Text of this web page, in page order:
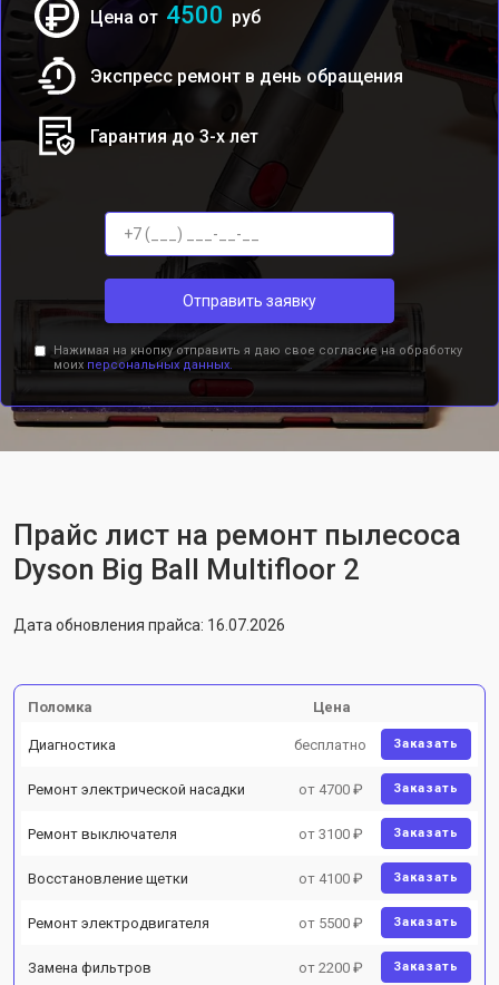
Цена от 4500 руб
Экспресс ремонт в день обращения
Гарантия до 3-х лет
Отправить заявку
Нажимая на кнопку отправить я даю свое согласие на обработку
моих персональных данных.
Прайс лист на ремонт пылесоса
Dyson Big Ball Multifloor 2
Дата обновления прайса: 16.07.2026
Поломка Цена
Диагностика бесплатно Заказать
Ремонт электрической насадки от 4700 ₽ Заказать
Ремонт выключателя от 3100 ₽ Заказать
Восстановление щетки от 4100 ₽ Заказать
Ремонт электродвигателя от 5500 ₽ Заказать
Замена фильтров от 2200 ₽ Заказать